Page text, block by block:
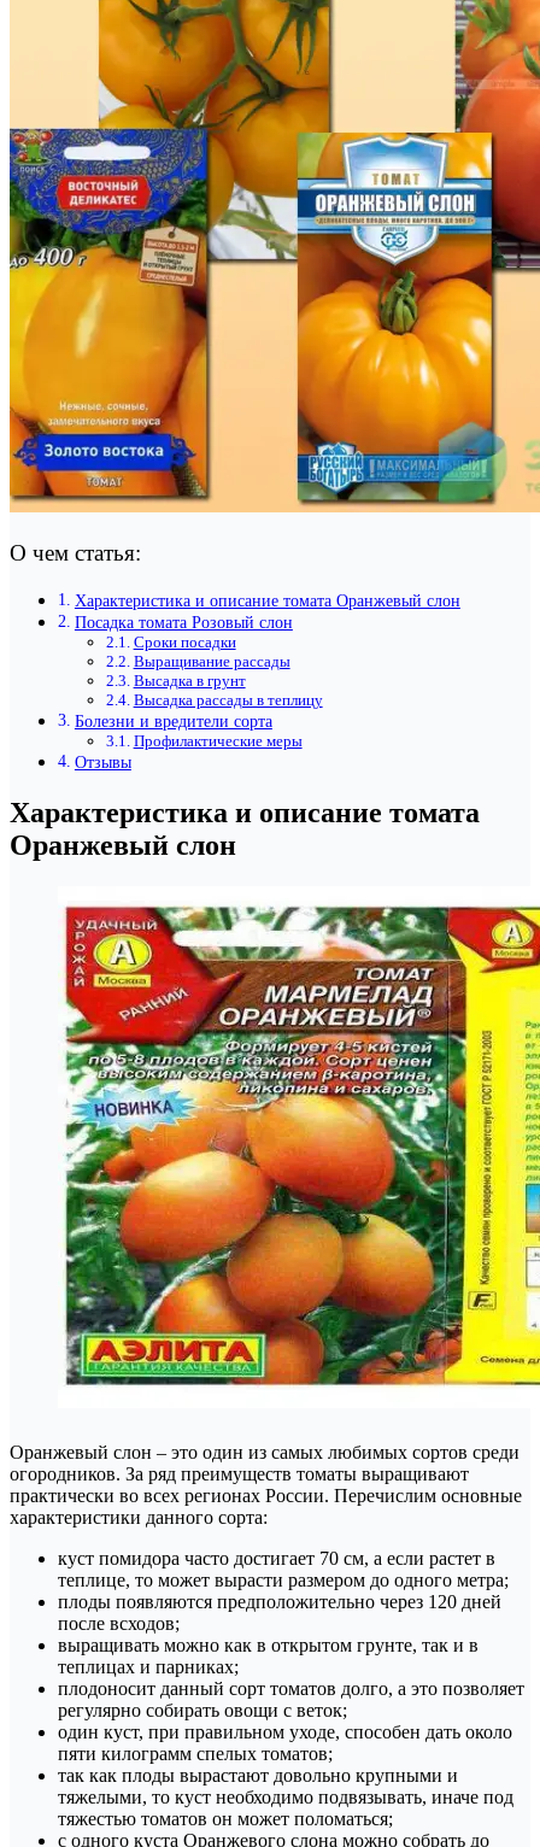
О чем статья:
Характеристика и описание томата Оранжевый слон
Посадка томата Розовый слон
Сроки посадки
Выращивание рассады
Высадка в грунт
Высадка рассады в теплицу
Болезни и вредители сорта
Профилактические меры
Отзывы
Характеристика и описание томата
Оранжевый слон
Оранжевый слон – это один из самых любимых сортов среди
огородников. За ряд преимуществ томаты выращивают
практически во всех регионах России. Перечислим основные
характеристики данного сорта:
куст помидора часто достигает 70 см, а если растет в
теплице, то может вырасти размером до одного метра;
плоды появляются предположительно через 120 дней
после всходов;
выращивать можно как в открытом грунте, так и в
теплицах и парниках;
плодоносит данный сорт томатов долго, а это позволяет
регулярно собирать овощи с веток;
один куст, при правильном уходе, способен дать около
пяти килограмм спелых томатов;
так как плоды вырастают довольно крупными и
тяжелыми, то куст необходимо подвязывать, иначе под
тяжестью томатов он может поломаться;
с одного куста Оранжевого слона можно собрать до